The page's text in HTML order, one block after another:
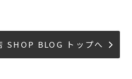
SHOP BLOG トップへ